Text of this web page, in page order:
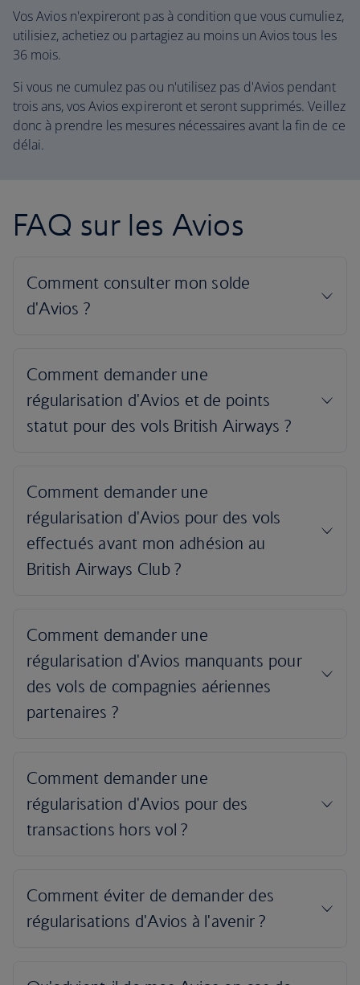
Vos Avios n'expireront pas à condition que vous cumuliez,
utilisiez, achetiez ou partagiez au moins un Avios tous les
36 mois.
Si vous ne cumulez pas ou n'utilisez pas d'Avios pendant
trois ans, vos Avios expireront et seront supprimés. Veillez
donc à prendre les mesures nécessaires avant la fin de ce
délai.
FAQ sur les Avios